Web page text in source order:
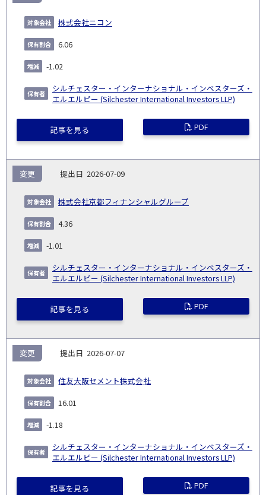
株式会社ニコン
6.06
-1.02
シルチェスター・インターナショナル・インベスターズ・
エルエルピー (Silchester International Investors LLP)
記事を見る PDF
2026-07-09
株式会社京都フィナンシャルグループ
変更
4.36
-1.01
シルチェスター・インターナショナル・インベスターズ・
エルエルピー (Silchester International Investors LLP)
記事を見る PDF
2026-07-07
住友大阪セメント株式会社
変更
16.01
-1.18
シルチェスター・インターナショナル・インベスターズ・
エルエルピー (Silchester International Investors LLP)
記事を見る PDF